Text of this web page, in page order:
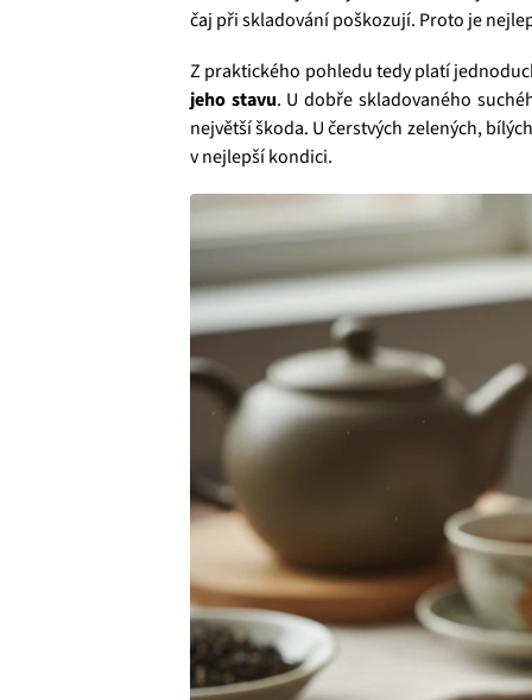
čaj při skladování poškozují. Proto je
Z praktického pohledu tedy platí
jeho stavu. U dobře skladovaného
největší škoda. U čerstvých zelených,
v nejlepší kondici.